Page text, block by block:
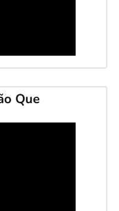
Que